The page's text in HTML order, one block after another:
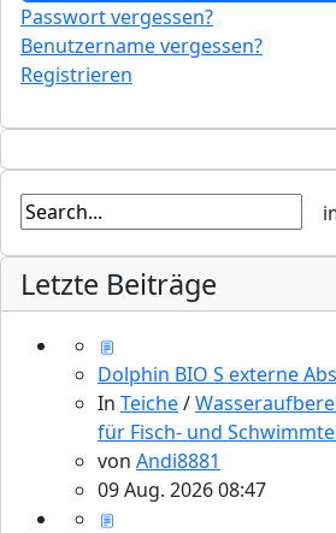
Passwort vergessen?
Benutzername vergessen?
Registrieren
Letzte Beiträge
Dolphin BIO S externe
In Teiche/
für Fisch- und
von Andi8881
09 Aug. 2026 08:47